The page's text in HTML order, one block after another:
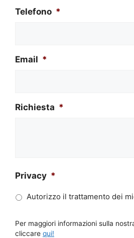
Telefono *
Email *
Richiesta *
Privacy *
Autorizzo il trattamento dei
Per maggiori informazioni sulla
cliccare qui!